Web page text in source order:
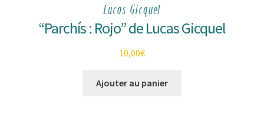
Lucas Gicquel
“Parchís : Rojo” de Lucas Gicquel
10,00€
Ajouter au panier